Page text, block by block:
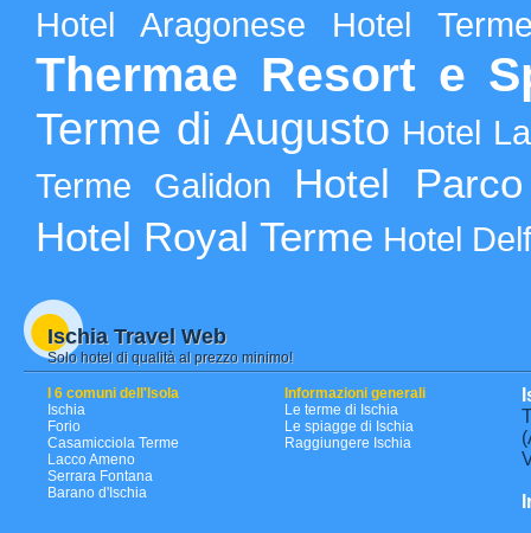
Hotel Aragonese Hotel
Thermae Resort e
Terme di Augusto Hotel
Terme Galidon
Hotel
Hotel Royal Terme Hotel
Ischia Travel Web
Solo hotel di qualità al prezzo minimo!
I 6 comuni dell'Isola
Ischia
Forio
Casamicciola Terme
Lacco Ameno
Serrara Fontana
Barano d'Ischia
Informazioni generali
Le terme di Ischia
Le spiagge di Ischia
Raggiungere Ischia